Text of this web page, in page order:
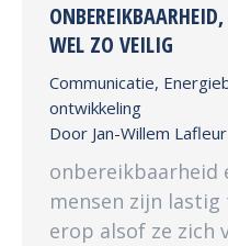
WEL ZO VEILIG
Communicatie,
ontwikkeling
Door Jan-Willem Lafleur
onbereikbaarheid
mensen zijn
erop alsof ze zich